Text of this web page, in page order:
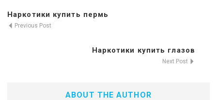
Наркотики купить пермь
Previous Post
Наркотики купить глазов
Next Post
ABOUT THE AUTHOR